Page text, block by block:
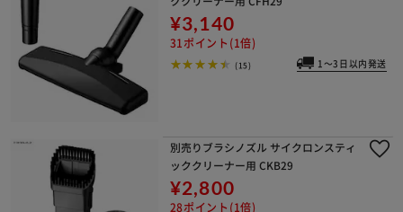
¥3,140
31ポイント(1倍)
(15) 1～3日以内発送
別売りブラシノズル サイクロンスティ
ッククリーナー用 CKB29
¥2,800
28ポイント(1倍)